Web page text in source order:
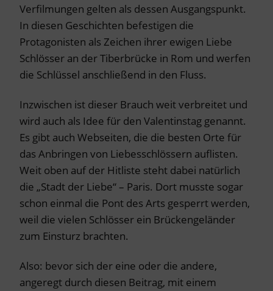
Verfilmungen gelten als dessen Ausgangspunkt.
In diesen Geschichten befestigen die
Protagonisten als Zeichen ihrer ewigen Liebe
Schlösser an der Tiberbrücke in Rom und werfen
die Schlüssel anschließend in den Fluss.
Inzwischen ist dieser Brauch weit verbreitet und
wird auch als Idee für den Valentinstag genannt.
Es gibt auch Webseiten, die die besten Orte für
das Anbringen von Liebesschlössern auflisten.
Weit oben auf der Hitliste steht dabei natürlich
die „Stadt der Liebe“ – Paris. Dort musste sogar
schon einmal die Pont des Arts gesperrt werden,
weil die vielen Schlösser ein Brückengeländer
zum Einsturz brachten.
Also: bevor sich der eine oder die andere,
angeregt durch diesen Beitrag, mit einem